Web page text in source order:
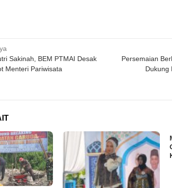
Sakinah, BEM PTMAI Desak
Menteri Pariwisata
Persemaian
Dukung